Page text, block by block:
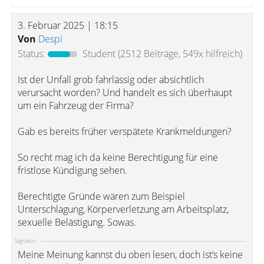
3. Februar 2025 | 18:15
Von Despi
Status:
Student(2512 Beiträge, 549x hilfreich)
Ist der Unfall grob fahrlässig oder absichtlich
verursacht worden? Und handelt es sich überhaupt
um ein Fahrzeug der Firma?
Gab es bereits früher verspätete Krankmeldungen?
So recht mag ich da keine Berechtigung für eine
fristlose Kündigung sehen.
Berechtigte Gründe wären zum Beispiel
Unterschlagung, Körperverletzung am Arbeitsplatz,
sexuelle Belästigung. Sowas.
Signatur:
Meine Meinung kannst du oben lesen, doch ist‘s keine